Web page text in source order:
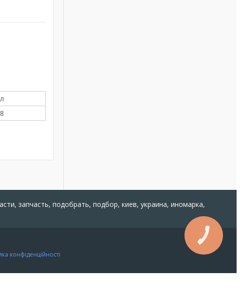
запчасть, подобрать, подбор, киев, украина, иномарка,
конфіденційності
КНОПКА
ЗВ'ЯЗКУ